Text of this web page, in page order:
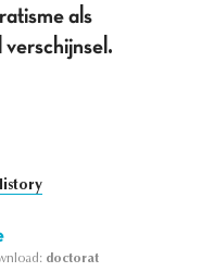
als
doctorat